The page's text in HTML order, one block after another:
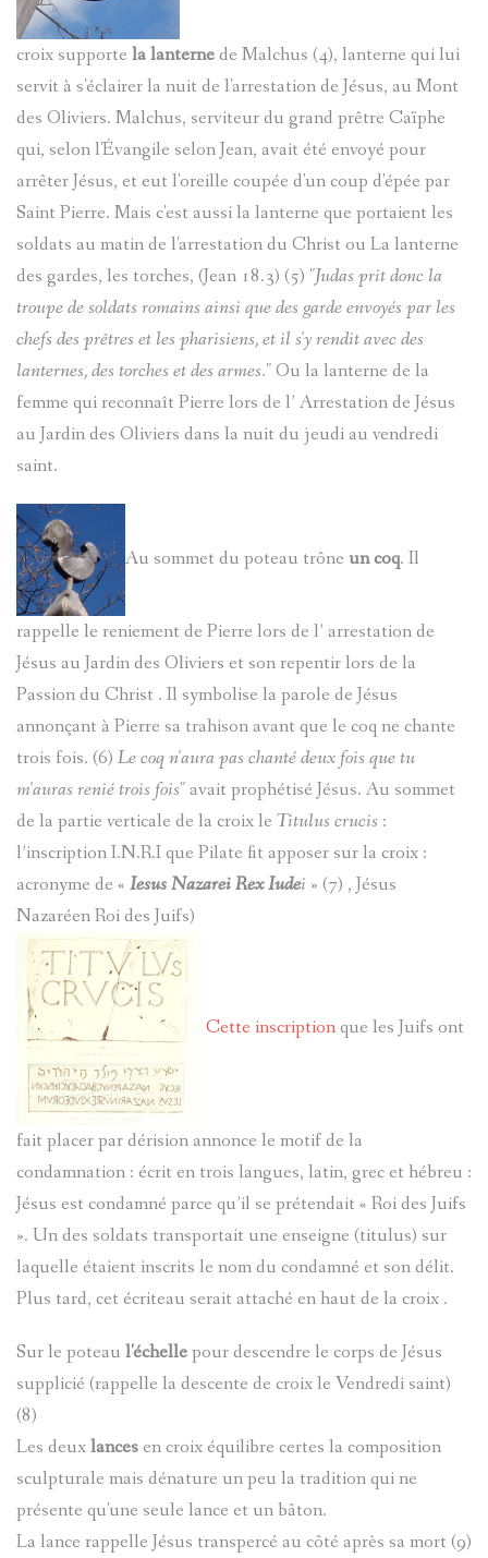
croix supporte la lanternede Malchus (4), lanterne qui lui
servit à s'éclairer la nuit de l'arrestation de Jésus, au Mont
des Oliviers. Malchus, serviteur du grand prêtre Caïphe
qui, selon l'Évangile selon Jean, avait été envoyé pour
arrêter Jésus, et eut l'oreille coupée d'un coup d'épée par
Saint Pierre. Mais c'est aussi la lanterne que portaient les
soldats au matin de l'arrestation du Christ ou La lanterne
des gardes, les torches, (Jean 18.3) (5) "Judas prit donc la
troupe de soldats romains ainsi que des garde envoyés par les
chefs des prêtres et les pharisiens, et il s'y rendit avec des
lanternes, des torches et des armes." Ou la lanterne de la
femme qui reconnaît Pierre lors de l’ Arrestation de Jésus
au Jardin des Oliviers dans la nuit du jeudi au vendredi
saint.
Au sommet du poteau trône un coq. Il
rappelle le reniement de Pierre lors de l’ arrestation de
Jésus au Jardin des Oliviers et son repentir lors de la
Passion du Christ . Il symbolise la parole de Jésus
annonçant à Pierre sa trahison avant que le coq ne chante
trois fois. (6) Le coq n'aura pas chanté deux fois que tu
m'auras renié trois fois" avait prophétisé Jésus. Au sommet
de la partie verticale de la croix le Titulus crucis :
l’inscription I.N.R.I que Pilate fit apposer sur la croix :
acronyme de « Iesus Nazarei Rex Iudei » (7) , Jésus
Nazaréen Roi des Juifs)
Cette inscriptionque les Juifs ont
fait placer par dérision annonce le motif de la
condamnation : écrit en trois langues, latin, grec et hébreu :
Jésus est condamné parce qu’il se prétendait « Roi des Juifs
». Un des soldats transportait une enseigne (titulus) sur
laquelle étaient inscrits le nom du condamné et son délit.
Plus tard, cet écriteau serait attaché en haut de la croix .
Sur le poteau l'échellepour descendre le corps de Jésus
supplicié (rappelle la descente de croix le Vendredi saint)
(8)
Les deuxlancesen croix équilibre certes la composition
sculpturale mais dénature un peu la tradition qui ne
présente qu'une seule lance et un bâton.
La lance rappelle Jésus transpercé au côté après sa mort (9)